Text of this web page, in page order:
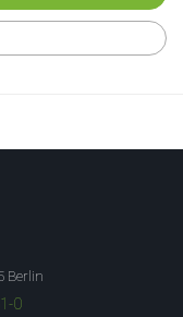
Berlin
0